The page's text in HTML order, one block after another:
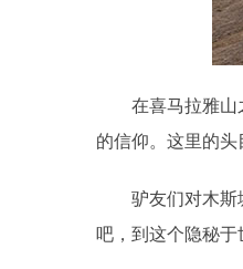
在喜马拉雅山
的信仰。这里的头
驴友们对木斯
吧，到这个隐秘于